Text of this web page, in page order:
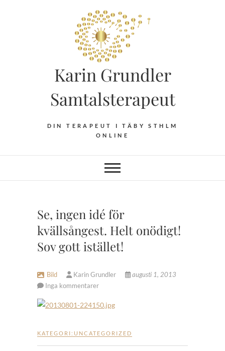
Karin Grundler
Samtalsterapeut
DIN TERAPEUT I TÄBY STHLM
ONLINE
Se, ingen idé för
kvällsångest. Helt onödigt!
Sov gott istället!
Bild Karin Grundler
augusti 1, 2013
Inga kommentarer
KATEGORI: UNCATEGORIZED